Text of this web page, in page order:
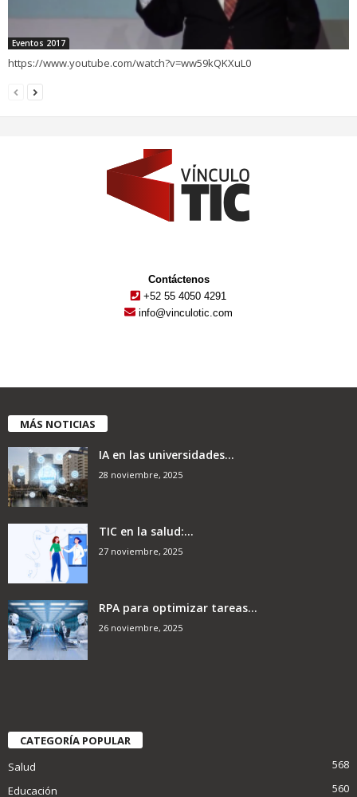
Eventos 2017
https://www.youtube.com/watch?v=ww59kQKXuL0
Contáctenos
+52 55 4050 4291
info@vinculotic.com
MÁS NOTICIAS
IA en las universidades...
28 noviembre, 2025
TIC en la salud:...
27 noviembre, 2025
RPA para optimizar tareas...
26 noviembre, 2025
CATEGORÍA POPULAR
Salud
568
Educación
560